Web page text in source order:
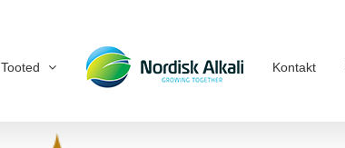
Tooted Kontakt